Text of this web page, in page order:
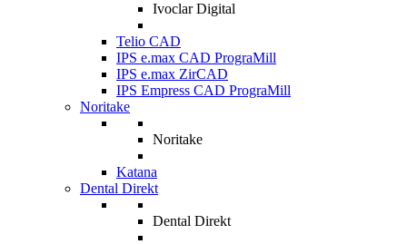
Ivoclar Digital
Telio CAD
IPS e.max CAD PrograMill
IPS e.max ZirCAD
IPS Empress CAD PrograMill
Noritake
Noritake
Katana
Dental Direkt
Dental Direkt